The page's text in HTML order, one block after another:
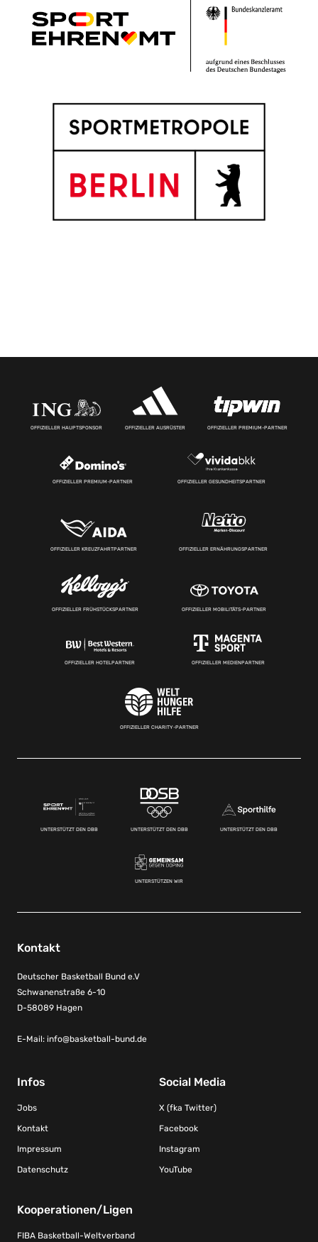
OFFIZIELLER HAUPTSPONSOR OFFIZIELLER AUSRÜSTER OFFIZIELLER PREMIUM-PARTNER
OFFIZIELLER PREMIUM-PARTNER OFFIZIELLER GESUNDHEITSPARTNER
OFFIZIELLER KREUZFAHRTPARTNER OFFIZIELLER ERNÄHRUNGSPARTNER
OFFIZIELLER FRÜHSTÜCKSPARTNER OFFIZIELLER MOBILITÄTS-PARTNER
OFFIZIELLER HOTELPARTNER OFFIZIELLER MEDIENPARTNER
OFFIZIELLER CHARITY-PARTNER
UNTERSTÜTZT DEN DBB UNTERSTÜTZT DEN DBB UNTERSTÜTZT DEN DBB
UNTERSTÜTZEN WIR
Kontakt
Deutscher Basketball Bund e.V
Schwanenstraße 6-10
D-58089 Hagen
E-Mail: info@basketball-bund.de
Infos
Jobs
Kontakt
Impressum
Datenschutz
Social Media
X (fka Twitter)
Facebook
Instagram
YouTube
Kooperationen/Ligen
FIBA Basketball-Weltverband